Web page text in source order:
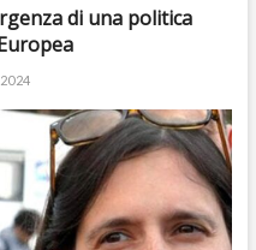
di una politica